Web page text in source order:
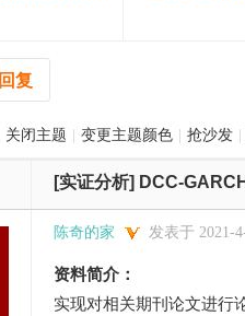
回复
关闭主题 变更主题颜色 抢沙发
[实证分析] DCC-
陈奇的家 发表于 2021-
资料简介：
实现对相关期刊论文进行